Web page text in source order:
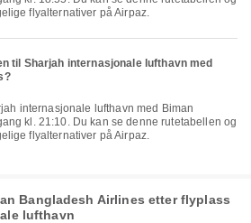
flyalternativer på Airpaz.
til Sharjah internasjonale lufthavn med
kl. 21:10. Du kan se denne rutetabellen og
flyalternativer på Airpaz.
Bangladesh Airlines etter flyplass
lufthavn